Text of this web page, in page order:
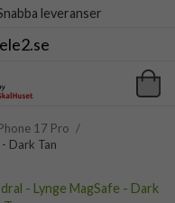
leveranser
17 Pro /
Dark Tan